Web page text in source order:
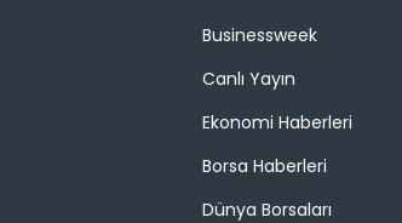
Businessweek
Canlı Yayın
Ekonomi Haberleri
Borsa Haberleri
Dünya Borsaları